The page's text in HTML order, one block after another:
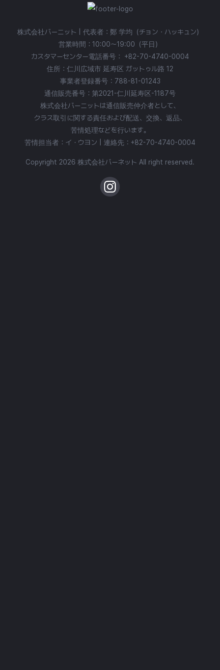
株式会社バーニット | 代表者：鄭 学均（チョン・ハッキュン）
営業時間：10:00〜19:00（平日）
カスタマーセンター電話番号： +82-70-4740-0004
住所：仁川広域市 延寿区 ガットゥル路 12
事業者登録番号：788-81-01243
通信販売番号：第2021-仁川延寿区-1187号
株式会社バーニットは通信販売仲介者として、
クラス取引に関する責任および配送、交換、返品、
苦情処理などを行います。
苦情担当者：イ・ウヨン | 連絡先： +82-70-4740-0004
Copyright 2026 株式会社バーネット All right reserved.